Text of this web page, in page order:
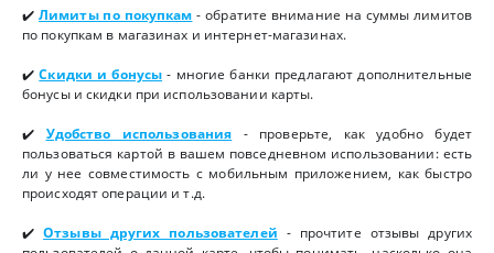
✔️ Лимиты по покупкам - обратите внимание на суммы лимитов
по покупкам в магазинах и интернет-магазинах.
✔️Скидки и бонусы - многие банки предлагают дополнительные
бонусы и скидки при использовании карты.
✔️ Удобство использования - проверьте, как удобно будет
пользоваться картой в вашем повседневном использовании: есть
ли у нее совместимость с мобильным приложением, как быстро
происходят операции и т.д.
✔️Отзывы других пользователей - прочтите отзывы других